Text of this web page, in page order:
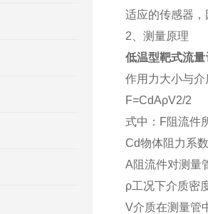
适应的传感器
2、测量原理
低温型靶式流量
作用力大小与
F=CdAρV2/2
式中：F阻流件
Cd物体阻力系数
A阻流件对测量
ρ工况下介质密
V介质在测量管